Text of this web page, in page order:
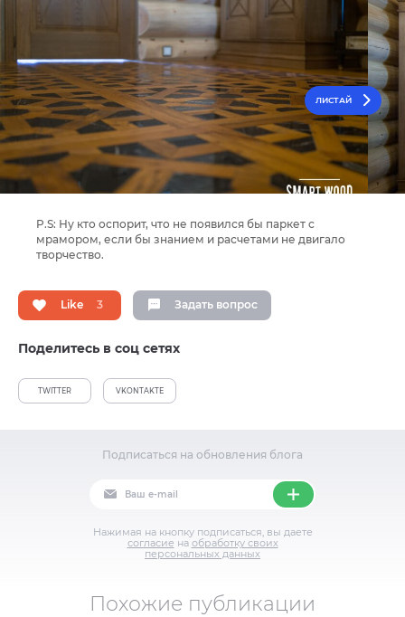
ЛИСТАЙ
P.S: Ну кто оспорит, что не появился бы паркет с
мрамором, если бы знанием и расчетами не двигало
творчество.
Like 3 Задать вопрос
Поделитесь в соц сетях
TWITTER VKONTAKTE
Подписаться на обновления блога
Нажимая на кнопку подписаться, вы даете
согласие на обработку своих
персональных данных
Похожие публикации